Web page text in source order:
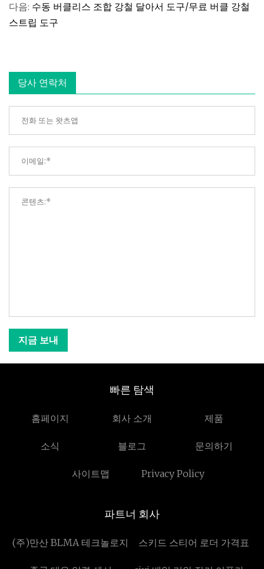
다음: 수동 버클리스 조합 강철 달아서 도구/무료 버클 강철
스트립 도구
당사 연락처
지금 보내
빠른 탐색
홈페이지 회사 소개 제품
소식 블로그 문의하기
사이트맵 Privacy Policy
파트너 회사
(주)만산 BLMA 테크놀로지 스키드 스티어 로더 가격표